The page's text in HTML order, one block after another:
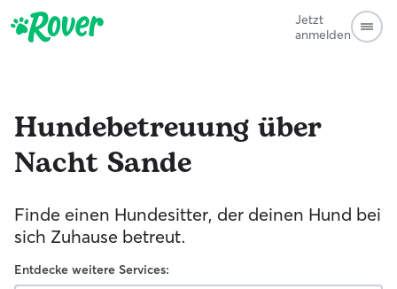
Jetzt
anmelden
Hundebetreuung über
Nacht Sande
Finde einen Hundesitter, der deinen Hund bei
sich Zuhause betreut.
Entdecke weitere Services: